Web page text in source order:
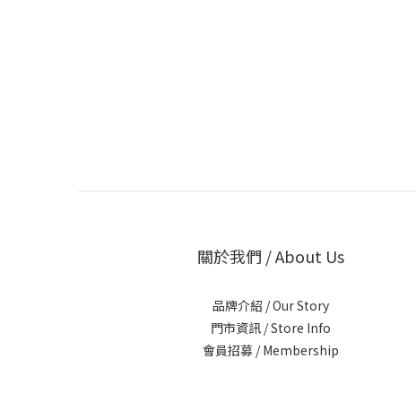
關於我們 / About Us
品牌介紹 / Our Story
門市資訊 / Store Info
會員招募 / Membership